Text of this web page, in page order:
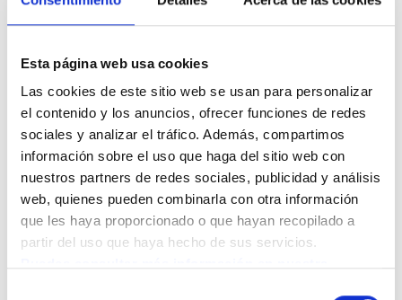
Esta página web usa cookies
Las cookies de este sitio web se usan para personalizar
el contenido y los anuncios, ofrecer funciones de redes
sociales y analizar el tráfico. Además, compartimos
información sobre el uso que haga del sitio web con
nuestros partners de redes sociales, publicidad y análisis
web, quienes pueden combinarla con otra información
que les haya proporcionado o que hayan recopilado a
partir del uso que haya hecho de sus servicios.
CONTACTO
nuestro equipo
Queremos que te sientas acompañado en este
proceso. Déjanos tus datos y nuestro equipo te
ayudará a resolver todas tus dudas para que puedas
tomar la mejor decisión para ti o para tus seres
queridos.